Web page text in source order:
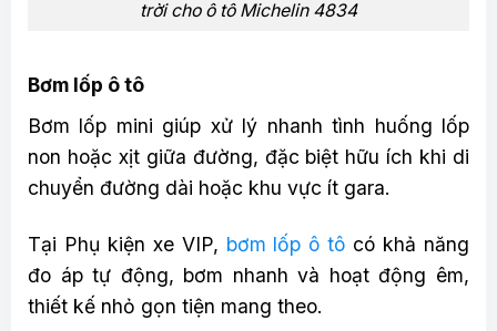
trời cho ô tô Michelin 4834
Bơm lốp ô tô
Bơm lốp mini giúp xử lý nhanh tình huống lốp
non hoặc xịt giữa đường, đặc biệt hữu ích khi di
chuyển đường dài hoặc khu vực ít gara.
Tại Phụ kiện xe VIP, bơm lốp ô tô có khả năng
đo áp tự động, bơm nhanh và hoạt động êm,
thiết kế nhỏ gọn tiện mang theo.